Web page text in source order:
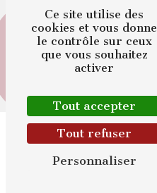
Ce site utilise des
cookies et vous donne
le contrôle sur ceux
que vous souhaitez
activer
Tout accepter
Tout refuser
Personnaliser